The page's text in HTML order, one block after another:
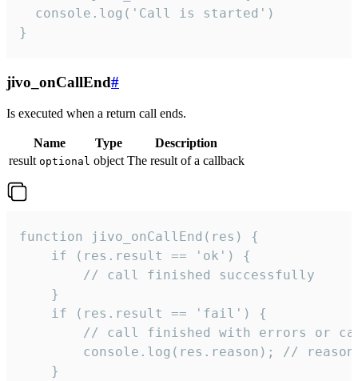
  console.log('Call is started')
}
jivo_onCallEnd#
Is executed when a return call ends.
Name Type
Description
result optional object The result of a callback
function jivo_onCallEnd(res) {
    if (res.result == 'ok') {
        // call finished successfully
    }
    if (res.result == 'fail') {
// call finished with errors or
console.log(res.reason); //
    }